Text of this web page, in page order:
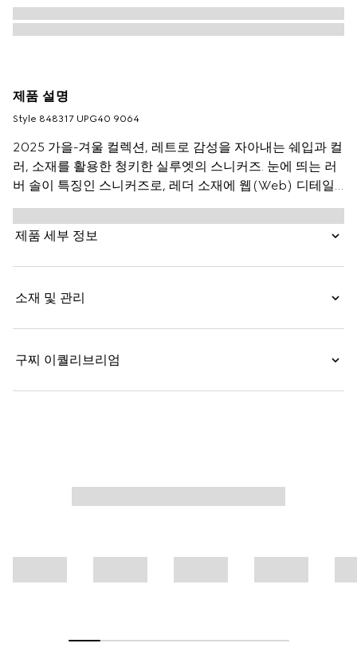
제품 설명
Style ‎848317 UPG40 9064
2025 가을-겨울 컬렉션, 레트로 감성을 자아내는 쉐입과 컬
러, 소재를 활용한 청키한 실루엣의 스니커즈. 눈에 띄는 러
버 솔이 특징인 스니커즈로, 레더 소재에 웹(Web) 디테일
로 스타일을 완성함.
제품 세부 정보
소재 및 관리
구찌 이퀄리브리엄